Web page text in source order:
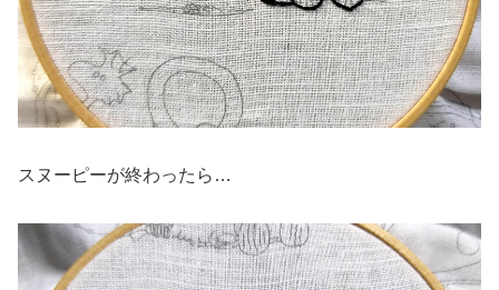
スヌーピーが終わったら…